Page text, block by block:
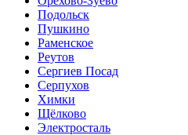
Подольск
Пушкино
Раменское
Реутов
Сергиев Посад
Серпухов
Химки
Щёлково
Электросталь